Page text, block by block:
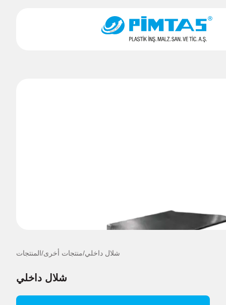
المنتجات/منتجات أخرى/شلال داخلي
شلال داخلي